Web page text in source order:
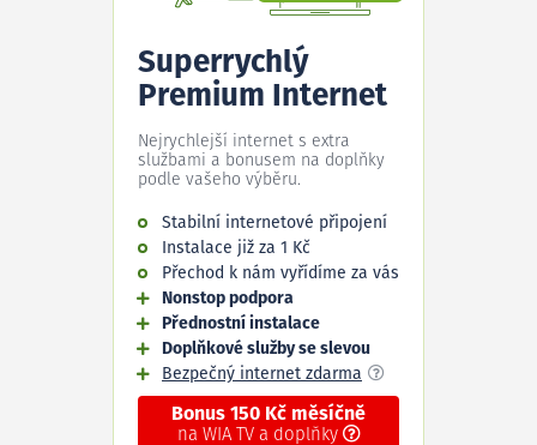
Superrychlý
Premium Internet
Nejrychlejší internet s extra
službami a bonusem na doplňky
podle vašeho výběru.
Stabilní internetové připojení
Instalace již za 1 Kč
Přechod k nám vyřídíme za vás
Nonstop podpora
Přednostní instalace
Doplňkové služby se slevou
Bezpečný internet zdarma
Bonus 150 Kč měsíčně
na WIA TV a doplňky